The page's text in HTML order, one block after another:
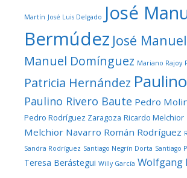
Martín José Luis Delgado José
Bermúdez José
Manuel Domínguez Mariano Rajoy
Patricia Hernández
Paulino Rivero Baute Pedro
Pedro Rodríguez Zaragoza Ricardo Melchior
Melchior Navarro Román Rodríguez
Sandra Rodríguez Santiago Negrín Dorta Santiago
Teresa Berástegui Willy García Wolfgang